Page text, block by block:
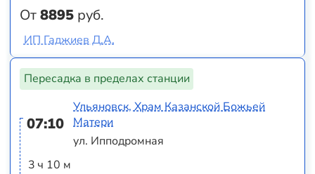
От8895 руб.
ИП Гаджиев Д.А.
Пересадка в пределах станции
07:10
3 ч 10 м
Ульяновск, Храм Казанской Божьей
Матери
ул. Ипподромная